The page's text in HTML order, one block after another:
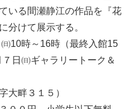
いる間瀬静江の作品を『花
分けて展示する。
10時～16時（最終入館15
日㈰ギャラリートーク＆
大畔３１５）